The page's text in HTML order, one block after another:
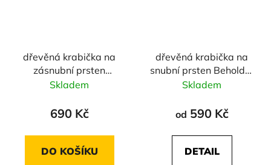
dřevěná krabička na
zásnubní prsten
Beholder - wenge
Skladem
690 Kč
DO KOŠÍKU
dřevěná krabička na
snubní prsten Beholder
- ořech
Skladem
od 590 Kč
DETAIL